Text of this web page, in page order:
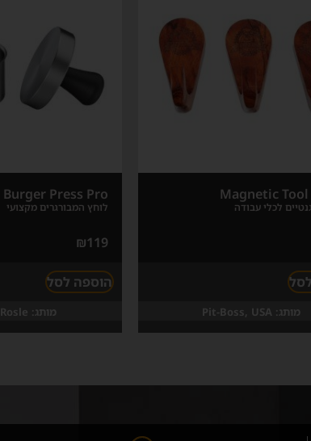
Magnetic Tool
לכלי עבודה
מותג: Pit-Boss, USA
Burger Press Pro
לוחץ המבורגרים מקצועי
₪119
הוספה לסל
מותג: Rosle, גרמניה